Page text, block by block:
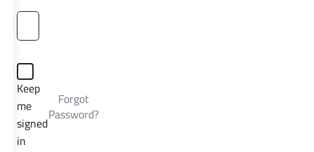
Keep
me
signed
in
Forgot
Password?